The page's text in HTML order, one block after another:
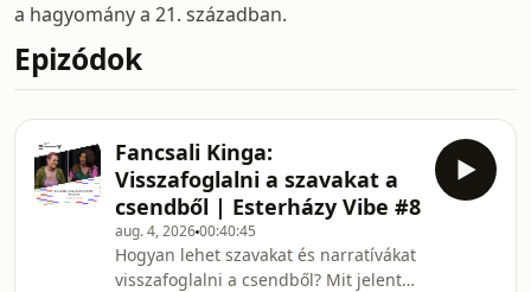
a hagyomány a 21. században.
Epizódok
Fancsali Kinga:
Visszafoglalni a szavakat a
csendből | Esterházy Vibe #8
aug. 4, 202600:40:45
Hogyan lehet szavakat és narratívákat
visszafoglalni a csendből? Mit jelent